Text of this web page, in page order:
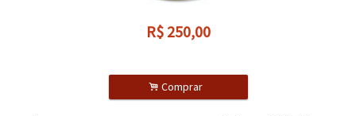
R$ 250,00
. Comprar